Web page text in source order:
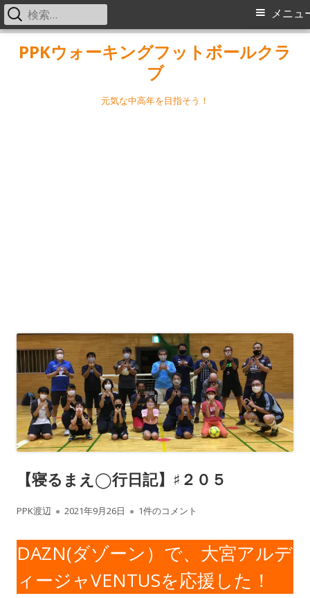
PPKウォーキングフットボールクラ
ブ
元気な中高年を目指そう！
メ
メニュ
検
索:
【寝るまえ◯行日記】♯２０５
作
者
PPK渡辺
公
日
2021年9月26日 【寝るまえ◯行日記】♯２０５ への
1件のコメント
DAZN(ダゾーン）で、大宮アルデ
ィージャVENTUSを応援した！